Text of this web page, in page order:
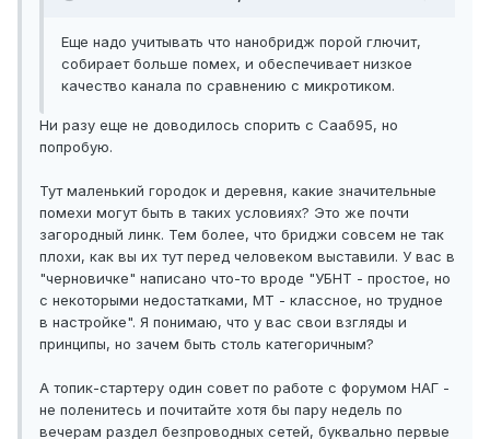
Еще надо учитывать что нанобридж порой глючит,
собирает больше помех, и обеспечивает низкое
качество канала по сравнению с микротиком.
Ни разу еще не доводилось спорить с Сааб95, но
попробую.
Тут маленький городок и деревня, какие значительные
помехи могут быть в таких условиях? Это же почти
загородный линк. Тем более, что бриджи совсем не так
плохи, как вы их тут перед человеком выставили. У вас в
"черновичке" написано что-то вроде "УБНТ - простое, но
с некоторыми недостатками, МТ - классное, но трудное
в настройке". Я понимаю, что у вас свои взгляды и
принципы, но зачем быть столь категоричным?
А топик-стартеру один совет по работе с форумом НАГ -
не поленитесь и почитайте хотя бы пару недель по
вечерам раздел безпроводных сетей, буквально первые